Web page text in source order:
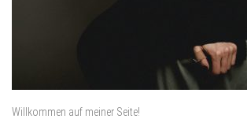
Willkommen auf meiner Seite!